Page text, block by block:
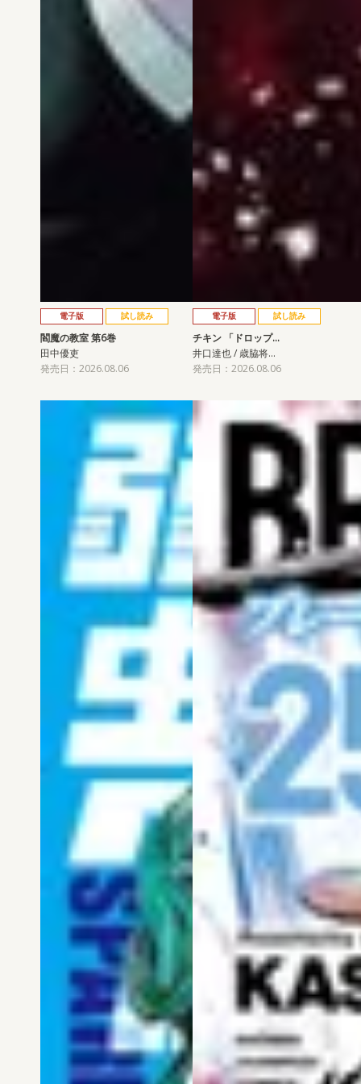
電子版 試し読み
閻魔の教室 第6巻
田中優吏
発売日：2026.08.06
電子版 試し読み
チキン 「ドロップ…
井口達也 / 歳脇将…
発売日：2026.08.06